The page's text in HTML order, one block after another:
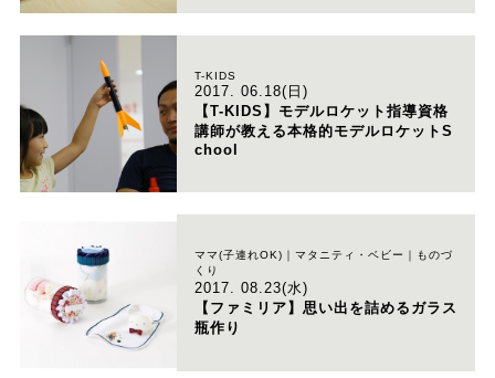
T-KIDS
2017. 06.18(日)
【T-KIDS】モデルロケット指導資格
講師が教える本格的モデルロケットS
chool
ママ(子連れOK)｜マタニティ・ベビー｜ものづ
くり
2017. 08.23(水)
【ファミリア】思い出を詰めるガラス
瓶作り